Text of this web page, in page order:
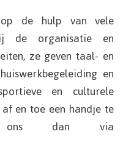
de hulp van vele
de organisatie en
ze geven taal- en
en
en culturele
en toe een handje te
ons dan via